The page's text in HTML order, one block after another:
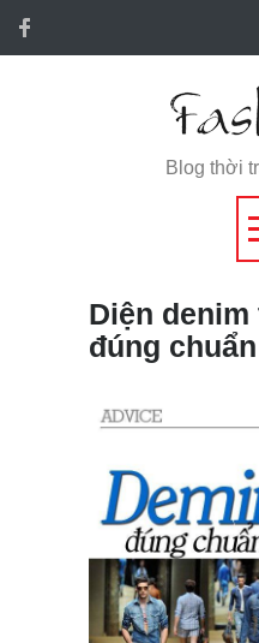
Blog thời
Diện
đúng